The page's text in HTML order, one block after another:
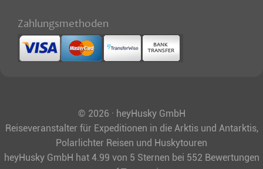
Zahlungsmethoden
© 2026 · heyHusky GmbH
Reiseveranstalter für Expeditionen in die Arktis und Antarktis,
Polarlichter Reisen und Huskytouren
heyHusky GmbH hat 4.99 von 5 Sternen bei 552 Bewertungen